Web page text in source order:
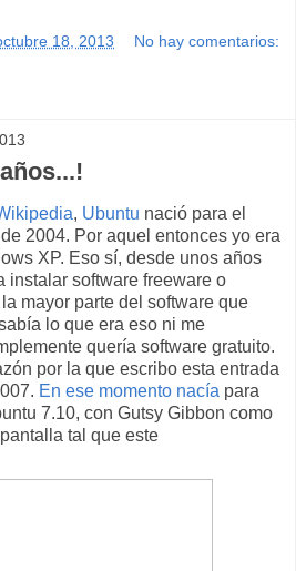
18, 2013 No hay comentarios:
, Ubuntu nació para el
2004. Por aquel entonces yo era
XP. Eso sí, desde unos años
instalar software freeware o
mayor parte del software que
lo que era eso ni me
quería software gratuito.
por la que escribo esta entrada
En ese momento nacía para
7.10, con Gutsy Gibbon como
tal que este